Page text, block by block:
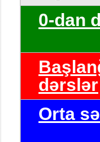
0-dan
dərslər
Orta